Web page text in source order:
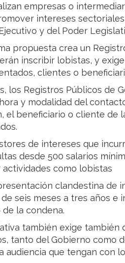
empresas o
intereses
y del Poder
propuesta crea un
inscribir lobistas, y
clientes o
los Registros Públicos de
y modalidad del
el beneficiario o cliente de
de intereses que
desde 500 salarios
actividades como lobistas
clandestina de
seis meses a tres años
la condena.
también exige también
tanto del Gobierno como
audiencia que tengan con